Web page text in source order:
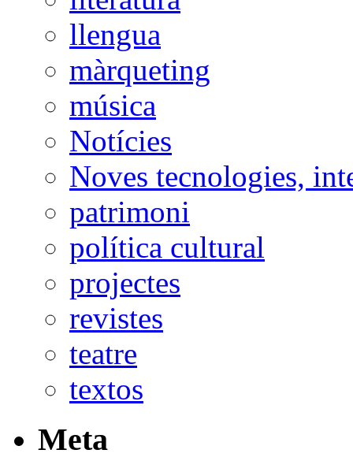
llengua
màrqueting
música
Notícies
Noves tecnologies,
patrimoni
política cultural
projectes
revistes
teatre
textos
Meta